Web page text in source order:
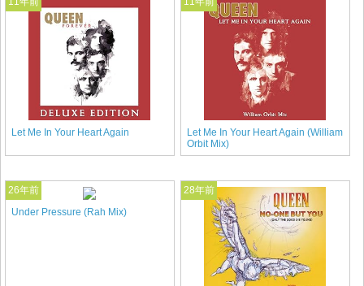
Let Me In Your Heart Again
Let Me In Your Heart Again (William
Orbit Mix)
26年前
Under Pressure (Rah Mix)
28年前